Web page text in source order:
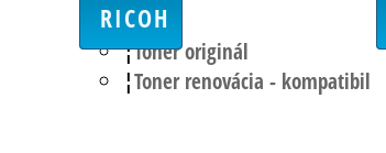
RICOH
Toner originál
Toner renovácia - kompatibil